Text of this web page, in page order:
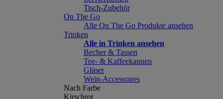
Tisch-Zubehör
On The Go
Alle On The Go Produkte ansehen
Trinken
Alle in Trinken ansehen
Becher & Tassen
Tee- & Kaffeekannen
Gläser
Wein-Accessoires
Nach Farbe
Kirschrot